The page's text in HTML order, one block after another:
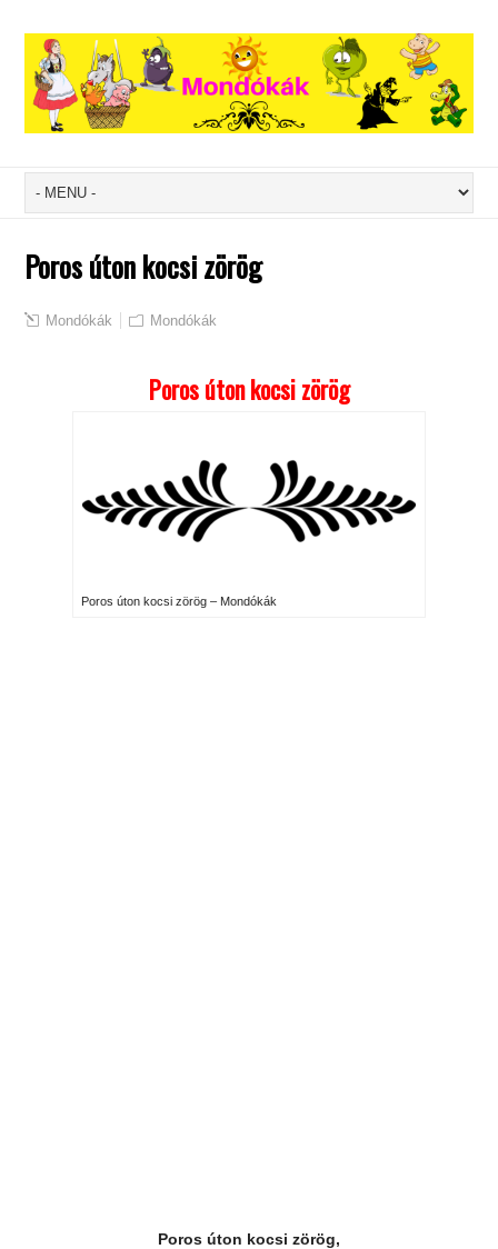
Poros úton kocsi zörög
Mondókák Mondókák
Poros úton kocsi zörög
Poros úton kocsi zörög – Mondókák
Poros úton kocsi zörög,